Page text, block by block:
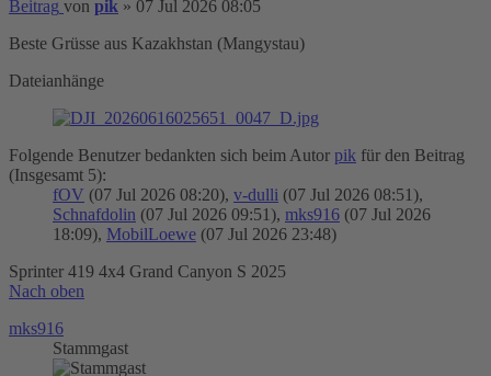
Beitrag von pik » 07 Jul 2026 08:05
Beste Grüsse aus Kazakhstan (Mangystau)
Dateianhänge
Folgende Benutzer bedankten sich beim Autor pik für den Beitrag
(Insgesamt 5):
fOV (07 Jul 2026 08:20), v-dulli (07 Jul 2026 08:51),
Schnafdolin (07 Jul 2026 09:51), mks916 (07 Jul 2026
18:09), MobilLoewe (07 Jul 2026 23:48)
Sprinter 419 4x4 Grand Canyon S 2025
Nach oben
mks916
Stammgast